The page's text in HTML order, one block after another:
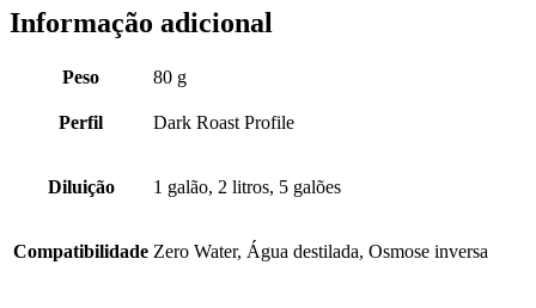
Informação adicional
Peso 80 g
Perfil Dark Roast Profile
Diluição 1 galão, 2 litros, 5 galões
Compatibilidade Zero Water, Água destilada, Osmose inversa